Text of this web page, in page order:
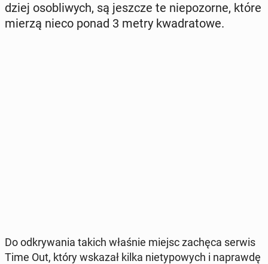
dziej oso­bli­wych, są jeszcze te nie­po­zor­ne, które
mierzą nieco ponad 3 metry kwa­dra­to­we.
Do od­kry­wa­nia takich właśnie miejsc zachęca serwis
Time Out, który wskazał kilka nie­ty­po­wych i na­praw­dę